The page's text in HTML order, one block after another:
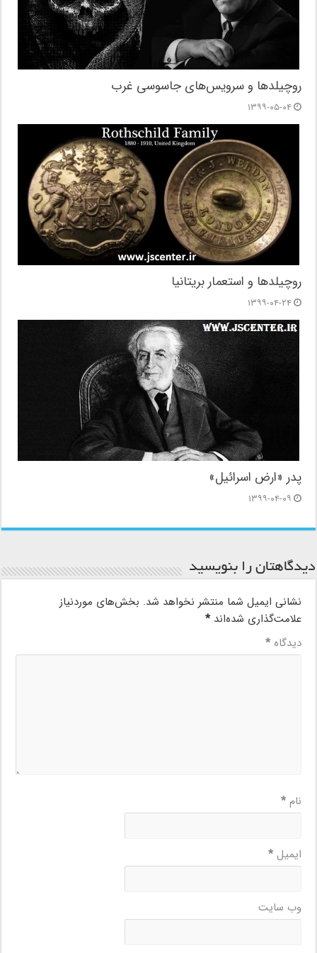
روچیلدها و سرویس‌های جاسوسی غرب
۱۳۹۹-۰۵-۰۴
روچیلدها و استعمار بریتانیا
۱۳۹۹-۰۴-۲۴
پدر «ارض اسرائیل»
۱۳۹۹-۰۴-۰۹
دیدگاهتان را بنویسید
نشانی ایمیل شما منتشر نخواهد شد. بخش‌های موردنیاز
علامت‌گذاری شده‌اند*
دیدگاه*
نام*
ایمیل*
وب‌ سایت